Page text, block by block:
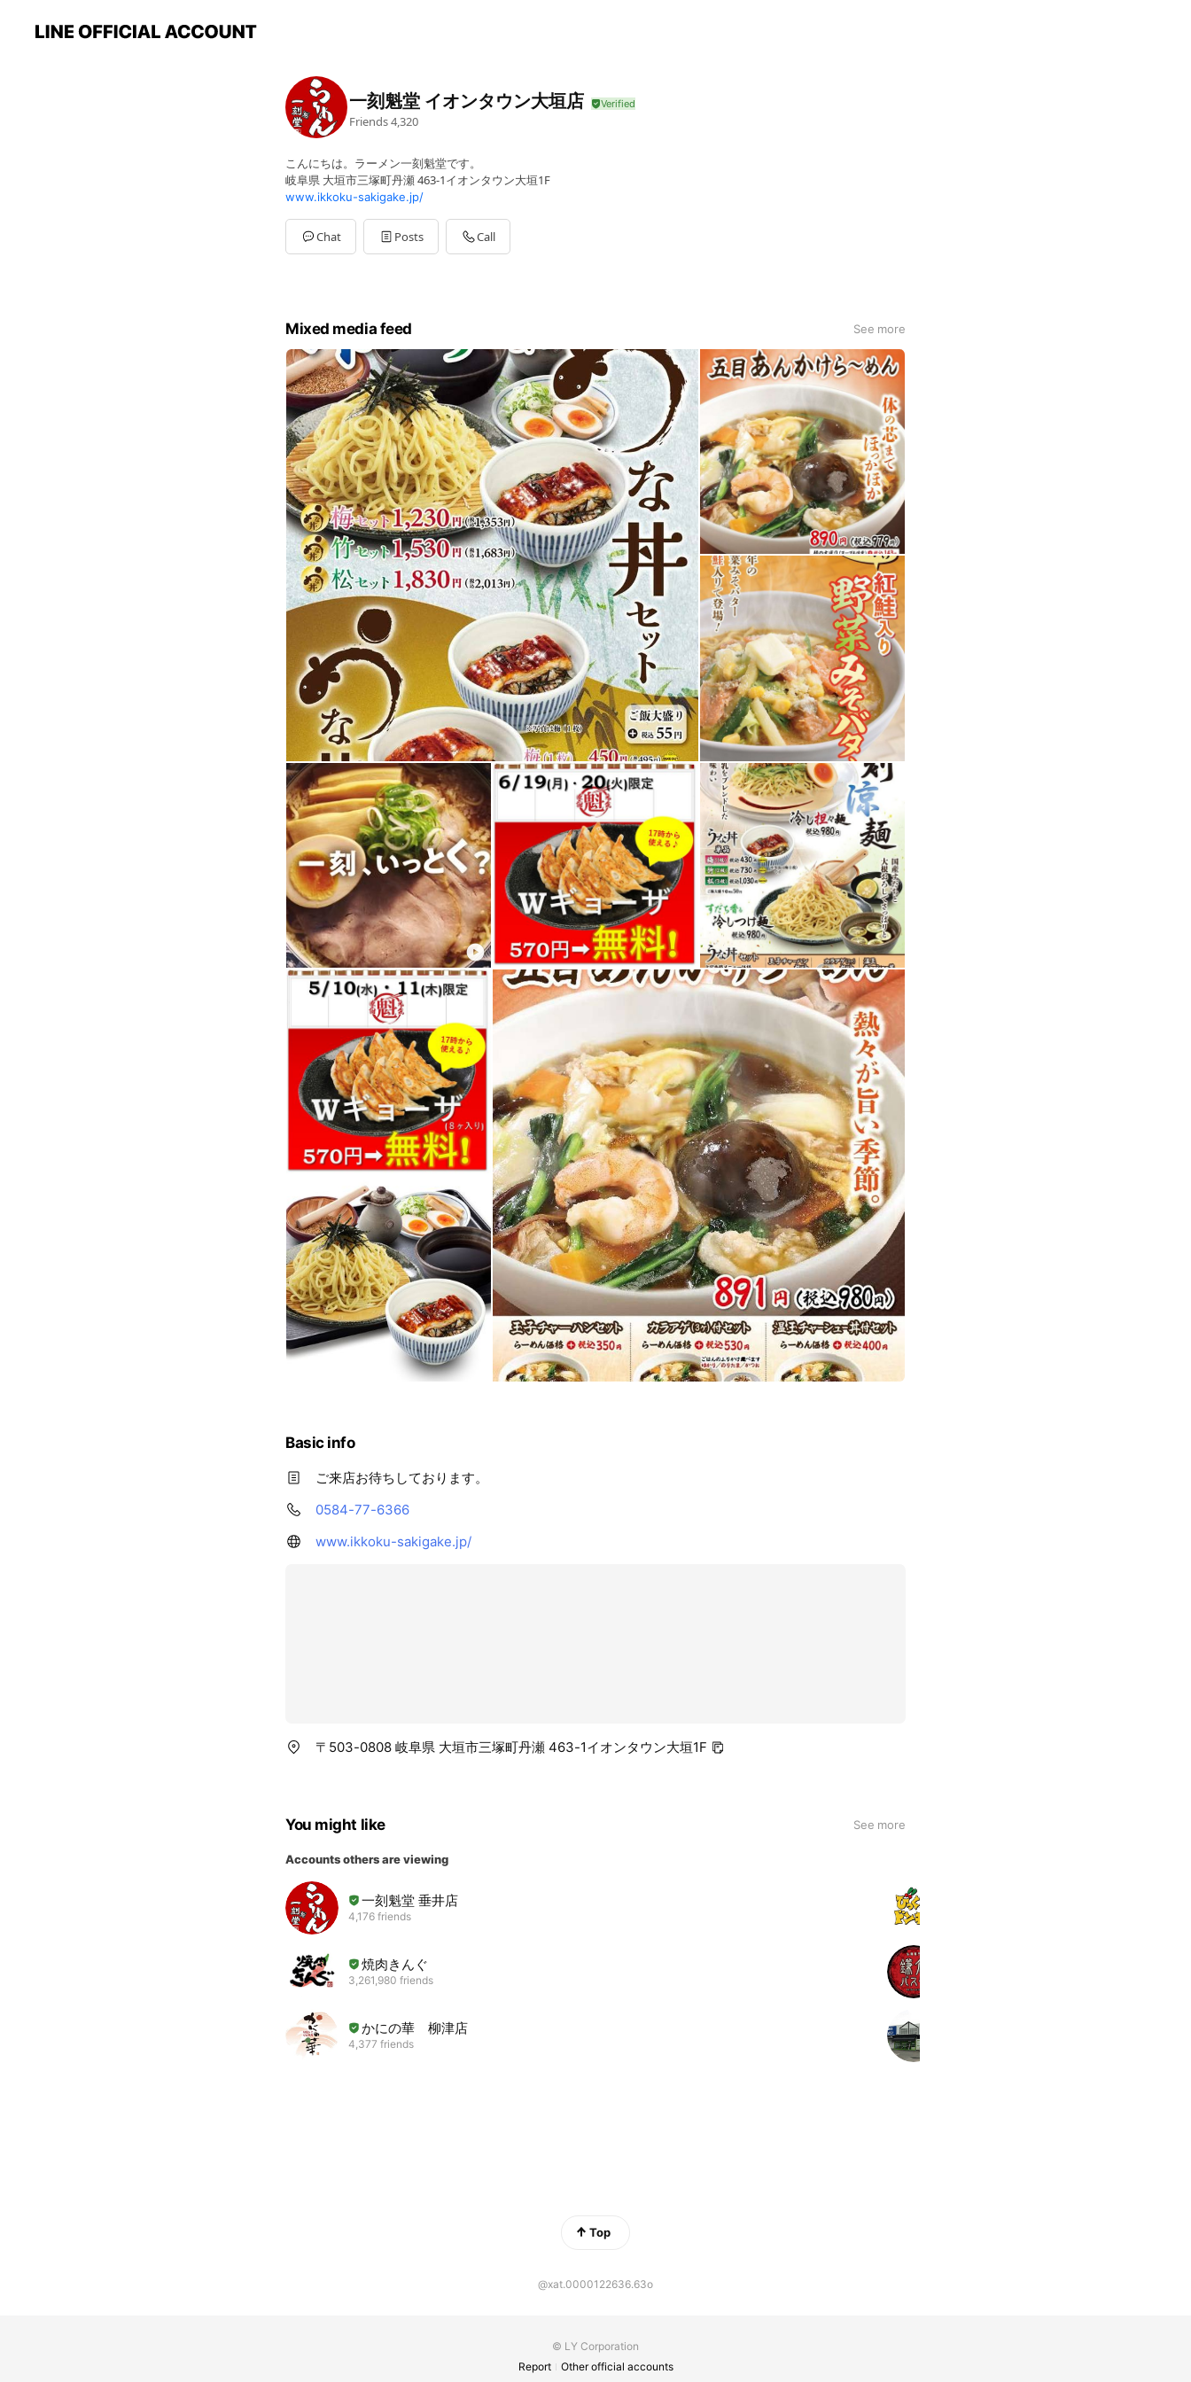
一刻魁堂 イオンタウン大垣店
Friends4,320
こんにちは。ラーメン一刻魁堂です。
岐阜県 大垣市三塚町丹瀬 463-1イオンタウン大垣1F
www.ikkoku-sakigake.jp/
Chat Posts Call
Mixed media feed See more
Basic info
ご来店お待ちしております。
0584-77-6366
www.ikkoku-sakigake.jp/
〒503-0808 岐阜県 大垣市三塚町丹瀬 463-1イオンタウン大垣1F
You might like See more
Accounts others are viewing
一刻魁堂 垂井店
4,176 friends
焼肉きんぐ
3,261,980 friends
かにの華 柳津店
4,377 friends
Top
@xat.0000122636.63o
© LY Corporation
Report
Other official accounts